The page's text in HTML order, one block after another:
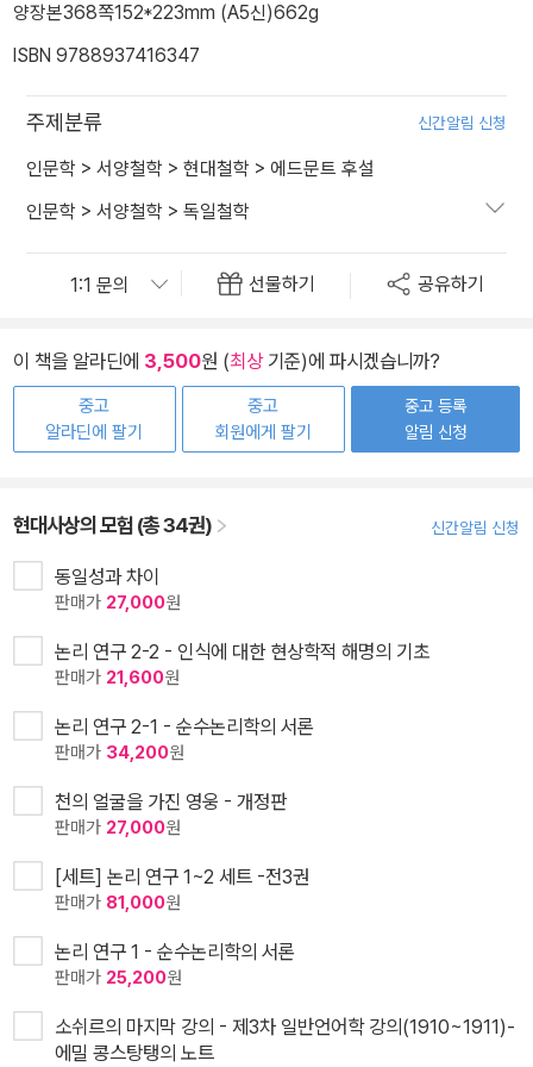
양장본368쪽152*223mm (A5신)662g
ISBN 9788937416347
주제분류 신간알림 신청
인문학 > 서양철학 > 현대철학 > 에드문트 후설
인문학 > 서양철학 > 독일철학
선물하기 공유하기
이 책을 알라딘에 3,500원 (최상기준)에 파시겠습니까?
중고
알라딘에 팔기
중고
회원에게 팔기
중고 등록
알림 신청
현대사상의 모험 (총 34권) 신간알림 신청
동일성과 차이
판매가 27,000원
논리 연구 2-2 - 인식에 대한 현상학적 해명의 기초
판매가 21,600원
논리 연구 2-1 - 순수논리학의 서론
판매가 34,200원
천의 얼굴을 가진 영웅 - 개정판
판매가 27,000원
[세트] 논리 연구 1~2 세트 -전3권
판매가 81,000원
논리 연구 1 - 순수논리학의 서론
판매가 25,200원
소쉬르의 마지막 강의 - 제3차 일반언어학 강의(1910~1911)-
에밀 콩스탕탱의 노트